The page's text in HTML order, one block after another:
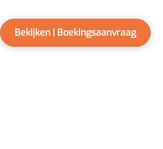
Bekijken | Boekingsaanvraag